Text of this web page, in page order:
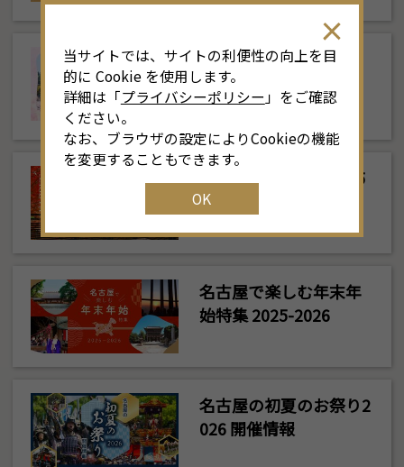
行こう！春爛漫の名古
屋へ 名古屋のお花見
特集2026
名古屋の紅葉特集2025
名古屋で楽しむ年末年
始特集 2025-2026
名古屋の初夏のお祭り2
026 開催情報
当サイトでは、サイトの利便性の向上を目
的に Cookie を使用します。
詳細は「プライバシーポリシー 」をご確認
ください。
なお、ブラウザの設定によりCookieの機能
を変更することもできます。
OK